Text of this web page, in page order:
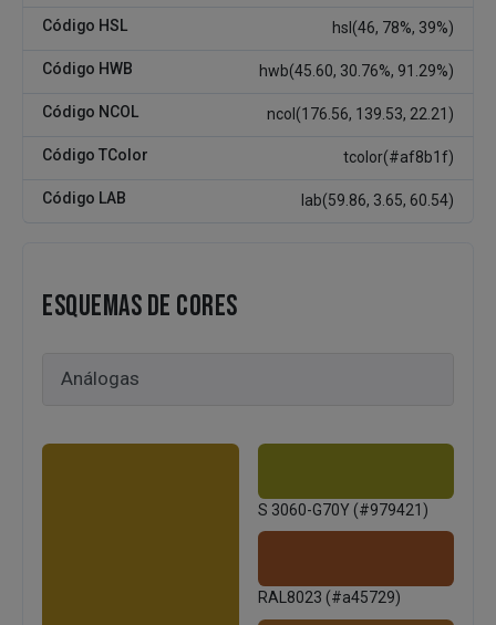
Código HSL hsl(46, 78%, 39%)
Código HWB hwb(45.60, 30.76%, 91.29%)
Código NCOL ncol(176.56, 139.53, 22.21)
Código TColor tcolor(#af8b1f)
Código LAB lab(59.86, 3.65, 60.54)
ESQUEMAS DE CORES
S 3060-G70Y (#979421)
RAL8023 (#a45729)